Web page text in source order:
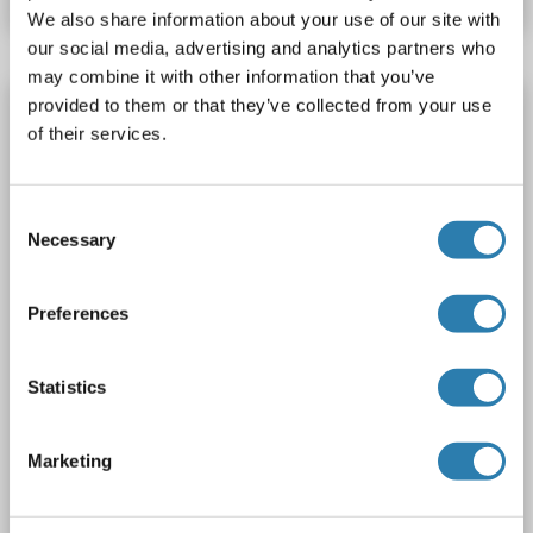
We also share information about your use of our site with
our social media, advertising and analytics partners who
may combine it with other information that you’ve
provided to them or that they’ve collected from your use
of their services.
Selection
Necessary
Preferences
Statistics
Marketing
RASSF1 anticorps (C-Term)
RASSF1 Reactivité: Humain
Polyclonal
unconjugated
1 image
N° du produit ABIN929302